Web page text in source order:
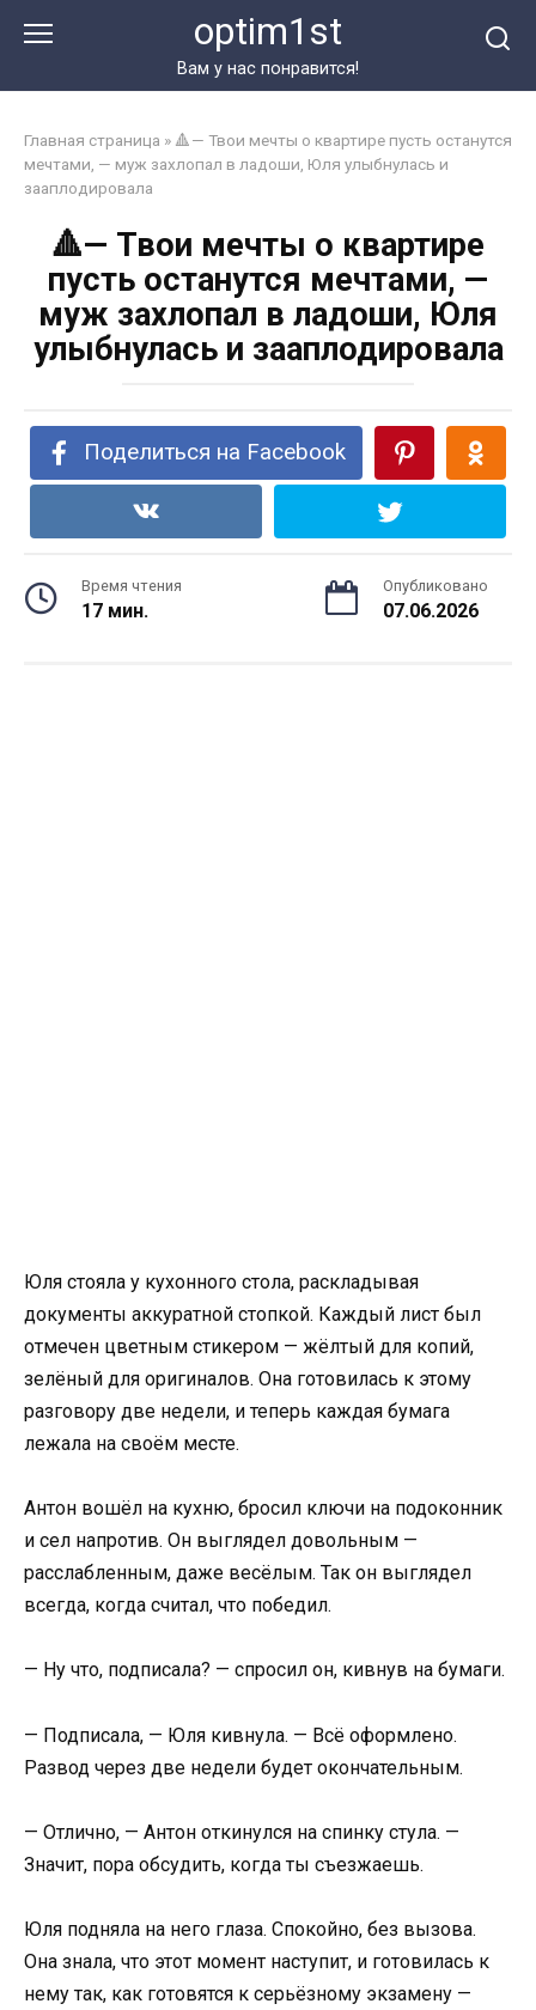
optim1st
Вам у нас понравится!
Главная страница » 🔺— Твои мечты о квартире пусть останутся
мечтами, — муж захлопал в ладоши, Юля улыбнулась и
зааплодировала
🔺— Твои мечты о квартире
пусть останутся мечтами, —
муж захлопал в ладоши, Юля
улыбнулась и зааплодировала
Поделиться на Facebook
Время чтения
17 мин.
Опубликовано
07.06.2026
Юля стояла у кухонного стола, раскладывая
документы аккуратной стопкой. Каждый лист был
отмечен цветным стикером — жёлтый для копий,
зелёный для оригиналов. Она готовилась к этому
разговору две недели, и теперь каждая бумага
лежала на своём месте.
Антон вошёл на кухню, бросил ключи на подоконник
и сел напротив. Он выглядел довольным —
расслабленным, даже весёлым. Так он выглядел
всегда, когда считал, что победил.
— Ну что, подписала? — спросил он, кивнув на бумаги.
— Подписала, — Юля кивнула. — Всё оформлено.
Развод через две недели будет окончательным.
— Отлично, — Антон откинулся на спинку стула. —
Значит, пора обсудить, когда ты съезжаешь.
Юля подняла на него глаза. Спокойно, без вызова.
Она знала, что этот момент наступит, и готовилась к
нему так, как готовятся к серьёзному экзамену —